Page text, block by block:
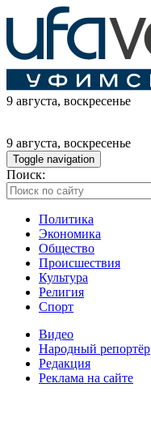
9 августа, воскресенье
9 августа, воскресенье
Toggle navigation
Поиск:
Политика
Экономика
Общество
Происшествия
Культура
Религия
Спорт
Видео
Народный репортёр
Редакция
Реклама на сайте